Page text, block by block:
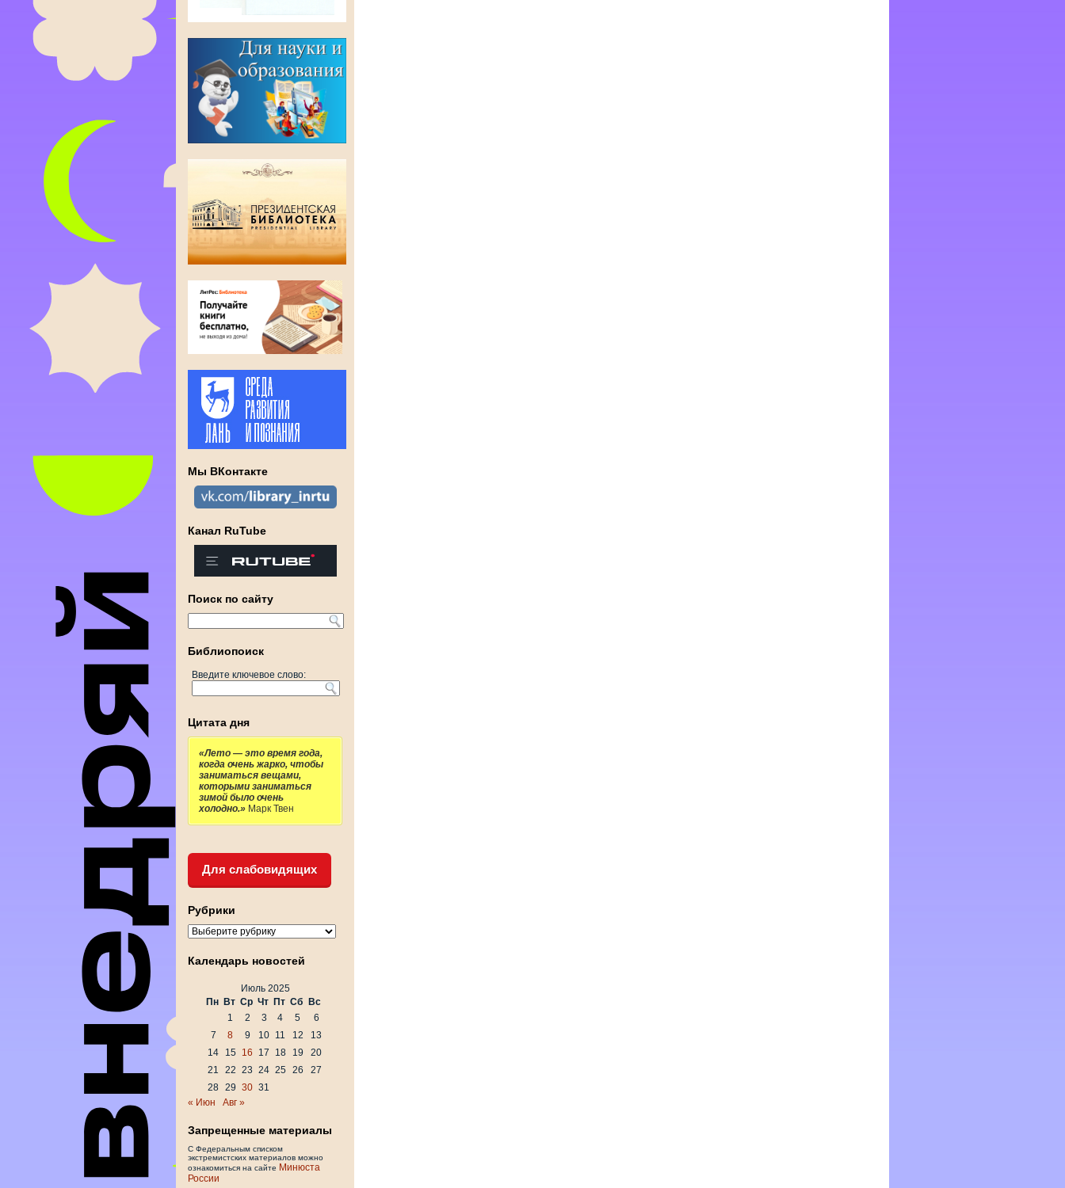
Мы ВКонтакте
Канал RuTube
Поиск по сайту
Библиопоиск
Введите ключевое слово:
Цитата дня
«Лето — это время года,
когда очень жарко, чтобы
заниматься вещами,
которыми заниматься
зимой было очень
холодно.» Марк Твен
Для слабовидящих
Рубрики
Рубрики
Календарь новостей
Июль 2025
Пн Вт Ср Чт Пт Сб
Вс
1
2 3 4 5
6
7
8 9 10 11 12
13
14
15 16 17 18 19
20
21
22 23 24 25 26
27
28 29 30 31
« Июн
Авг »
Запрещенные материалы
С Федеральным списком
экстремистских материалов можно
ознакомиться на сайте Минюста
России